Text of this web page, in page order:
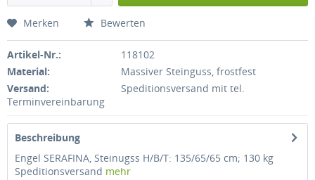
Merken Bewerten
Artikel-Nr.:
118102
Material:
Massiver Steinguss, frostfest
Versand:
Speditionsversand mit tel.
Terminvereinbarung
Beschreibung
Engel SERAFINA, Steinugss H/B/T: 135/65/65 cm; 130 kg
Speditionsversand mehr